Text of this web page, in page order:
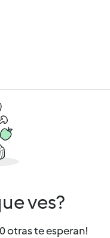
ves?
otras te esperan!